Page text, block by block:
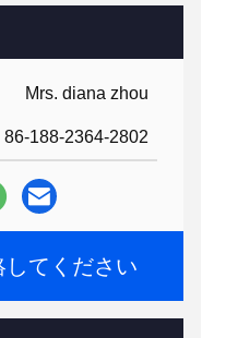
Mrs. diana zhou
86-188-2364-2802
してください